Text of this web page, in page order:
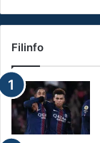
Filinfo